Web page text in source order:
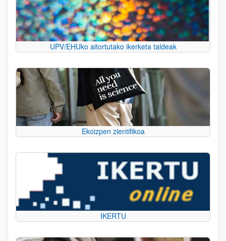
UPV/EHUko aitortutako ikerketa taldeak
Ekoizpen zientifikoa
IKERTU